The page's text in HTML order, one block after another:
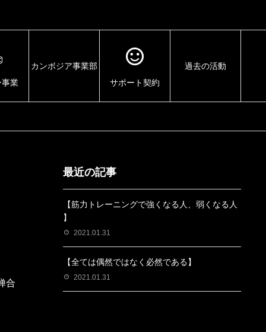
事業
カンボジア事業部
サポート契約
過去の活動
合
最近の記事
【筋力トレーニングで強くなる人、弱くなる人
】
2021.01.31
【全ては偶然ではなく必然である】
2021.01.31